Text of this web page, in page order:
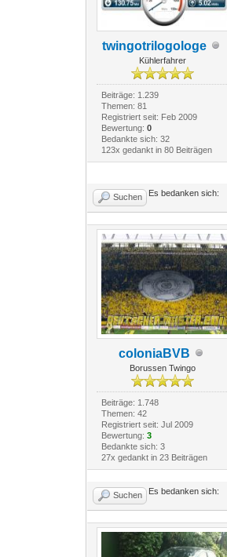
twingotrilogologe
Kühlerfahrer
Beiträge: 1.239
Themen: 81
Registriert seit: Feb 2009
Bewertung: 0
Bedankte sich: 32
123x gedankt in 80 Beiträgen
Suchen Es bedanken sich:
coloniaBVB
Borussen Twingo
Beiträge: 1.748
Themen: 42
Registriert seit: Jul 2009
Bewertung: 3
Bedankte sich: 3
27x gedankt in 23 Beiträgen
Suchen Es bedanken sich: